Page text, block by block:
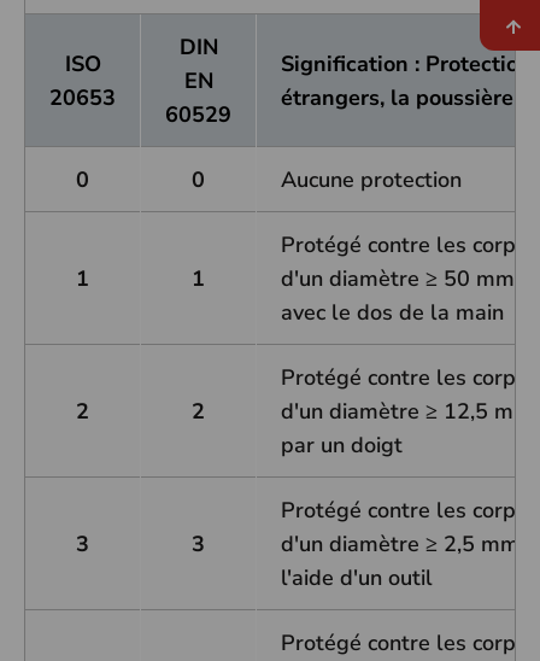
ISO
20653
DIN
EN
60529
Signification : Protection
étrangers, la poussière
0 0 Aucune protection
1 1
Protégé contre les corps
d'un diamètre ≥ 50 mm
avec le dos de la main
2 2
Protégé contre les corps
d'un diamètre ≥ 12,5 mm
par un doigt
3 3
Protégé contre les corps
d'un diamètre ≥ 2,5 mm
l'aide d'un outil
Protégé contre les corps